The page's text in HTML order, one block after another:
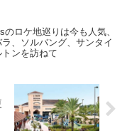
のロケ地巡りは今も人気、
、ソルバング、サンタイ
ンを訪ねて